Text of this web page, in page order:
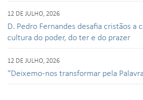
12 DE JULHO, 2026
D. Pedro Fernandes desafia cristãos a
cultura do poder, do ter e do prazer
12 DE JULHO, 2026
“Deixemo-nos transformar pela